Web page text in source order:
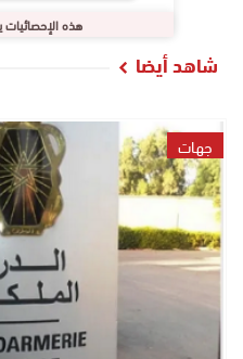
هذه الإحصائيات
شاهد أيضا
جهات